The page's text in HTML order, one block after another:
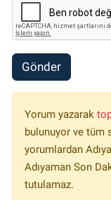
Gönder
Yorum yazarak
bulunuyor ve tüm
yorumlardan
Adıyaman Son
tutulamaz.